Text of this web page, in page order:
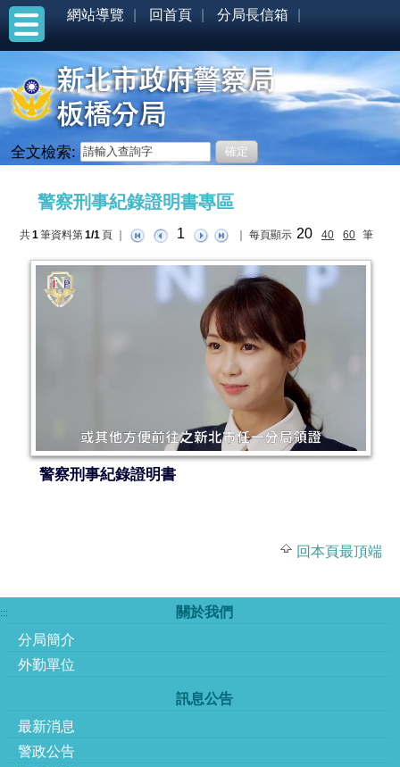
網站導覽 回首頁 分局長信箱
全文檢索:
警察刑事紀錄證明書專區
共1筆資料第1/1頁 1 每頁顯示 20 40 60 筆
警察刑事紀錄證明書
回本頁最頂端
:::
關於我們
分局簡介
外勤單位
訊息公告
最新消息
警政公告